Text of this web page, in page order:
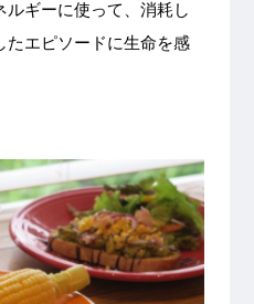
ルギーに使って、消耗し
たエピソードに生命を感